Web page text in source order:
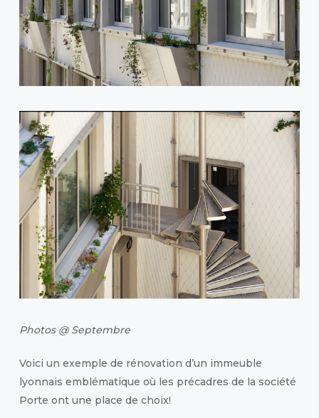
Photos @ Septembre
Voici un exemple de rénovation d’un immeuble
lyonnais emblématique où les précadres de la société
Porte ont une place de choix!